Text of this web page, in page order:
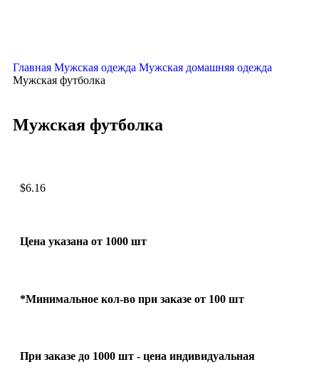
Главная Мужская одежда Мужская домашняя одежда
Мужская футболка
Мужская футболка
$6.16
Цена указана от 1000 шт
*Минимальное кол-во при заказе от 100 шт
При заказе до 1000 шт - цена индивидуальная